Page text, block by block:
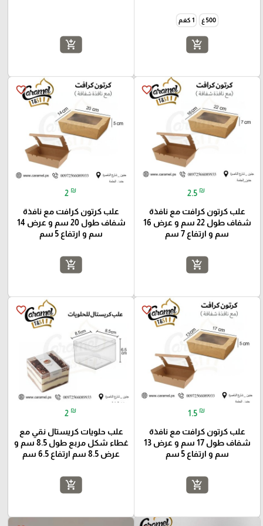
500 غ 1 كغم
add_shopping_cart
add_shopping_cart
favorite_border
2.5 ₪
علب كرتون كرافت مع نافذة
شفاف طول 22 سم و عرض 16
سم و ارتفاع 7 سم
add_shopping_cart
favorite_border
2 ₪
علب كرتون كرافت مع نافذة
شفاف طول 20 سم و عرض 14
سم و ارتفاع 5 سم
add_shopping_cart
favorite_border
1.5 ₪
علب كرتون كرافت مع نافذة
شفاف طول 17 سم و عرض 13
سم و ارتفاع 5 سم
add_shopping_cart
favorite_border
2 ₪
علب حلويات كريستال نقي مع
غطاء شكل مربع طول 8.5 سم و
عرض 8.5 سم ارتفاع 6.5 سم
add_shopping_cart